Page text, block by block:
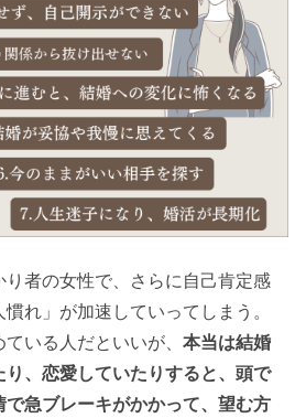
者の女性で、さらに自己肯定感
れ」が加速していってしまう。
いる人だといいが、本当は結婚
り、恋愛していたりすると、頭で
で急ブレーキがかかって、望む方